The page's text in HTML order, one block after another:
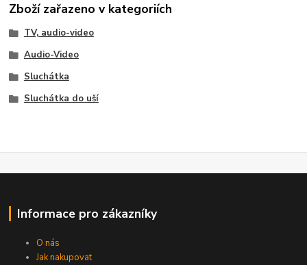
Zboží zařazeno v kategoriích
TV, audio-video
Audio-Video
Sluchátka
Sluchátka do uší
Informace pro zákazníky
O nás
Jak nakupovat